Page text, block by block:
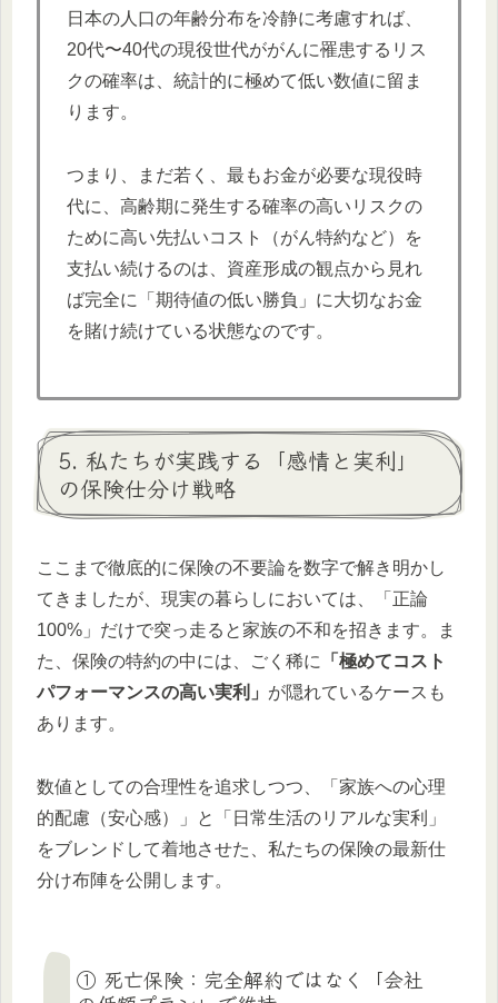
日本の人口の年齢分布を冷静に考慮すれば、
20代〜40代の現役世代ががんに罹患するリス
クの確率は、統計的に極めて低い数値に留ま
ります。
つまり、まだ若く、最もお金が必要な現役時
代に、高齢期に発生する確率の高いリスクの
ために高い先払いコスト（がん特約など）を
支払い続けるのは、資産形成の観点から見れ
ば完全に「期待値の低い勝負」に大切なお金
を賭け続けている状態なのです。
5. 私たちが実践する「感情と実利」
の保険仕分け戦略
ここまで徹底的に保険の不要論を数字で解き明かし
てきましたが、現実の暮らしにおいては、「正論
100%」だけで突っ走ると家族の不和を招きます。ま
た、保険の特約の中には、ごく稀に
「極めてコスト
パフォーマンスの高い実利」 が隠れているケースも
あります。
数値としての合理性を追求しつつ、「家族への心理
的配慮（安心感）」と「日常生活のリアルな実利」
をブレンドして着地させた、私たちの保険の最新仕
分け布陣を公開します。
① 死亡保険：完全解約ではなく「会社